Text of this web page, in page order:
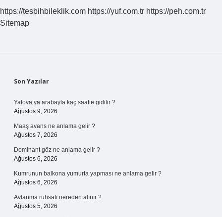
https://tesbihbileklik.com https://yuf.com.tr https://peh.com.tr
Sitemap
Sidebar
Son Yazılar
Yalova’ya arabayla kaç saatte gidilir ?
Ağustos 9, 2026
Maaş avans ne anlama gelir ?
Ağustos 7, 2026
Dominant göz ne anlama gelir ?
Ağustos 6, 2026
Kumrunun balkona yumurta yapması ne anlama gelir ?
Ağustos 6, 2026
Avlanma ruhsatı nereden alınır ?
Ağustos 5, 2026